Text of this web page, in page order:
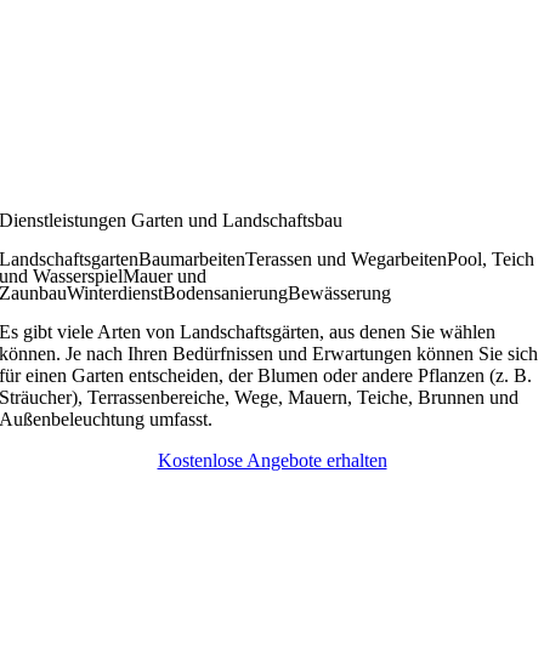
Dienstleistungen Garten und Landschaftsbau
LandschaftsgartenBaumarbeitenTerassen und WegarbeitenPool, Teich
und WasserspielMauer und
ZaunbauWinterdienstBodensanierungBewässerung
Es gibt viele Arten von Landschaftsgärten, aus denen Sie wählen
können. Je nach Ihren Bedürfnissen und Erwartungen können Sie sich
für einen Garten entscheiden, der Blumen oder andere Pflanzen (z. B.
Sträucher), Terrassenbereiche, Wege, Mauern, Teiche, Brunnen und
Außenbeleuchtung umfasst.
Kostenlose Angebote erhalten